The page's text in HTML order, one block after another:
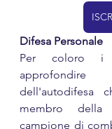
Difesa Personale
Per coloro i
dell'autodifesa
membro della
campione di